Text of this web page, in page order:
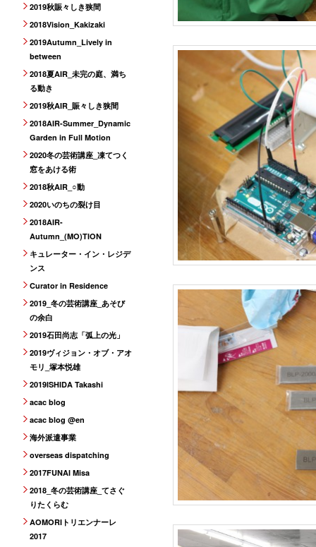
2019秋賑々しき狭間
2018Vision_Kakizaki
2019Autumn_Lively in
between
2018夏AIR_未完の庭、満ち
る動き
2019秋AIR_賑々しき狭間
2018AIR-Summer_Dynamic
Garden in Full Motion
2020冬の芸術講座_凍てつく
窓をあける術
2018秋AIR_○動
2020いのちの裂け目
2018AIR-
Autumn_(MO)TION
キュレーター・イン・レジデ
ンス
Curator in Residence
2019_冬の芸術講座_あそび
の余白
2019石田尚志「弧上の光」
2019ヴィジョン・オブ・アオ
モリ_塚本悦雄
2019ISHIDA Takashi
acac blog
acac blog @en
海外派遣事業
overseas dispatching
2017FUNAI Misa
2018_冬の芸術講座_てさぐ
りたくらむ
AOMORIトリエンナーレ
2017